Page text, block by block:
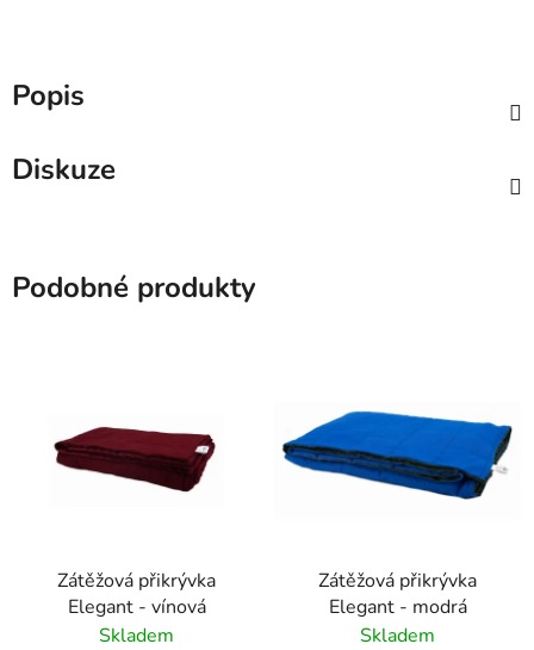
Popis
Diskuze
Podobné produkty
Zátěžová přikrývka
Elegant - vínová
Skladem
Zátěžová přikrývka
Elegant - modrá
Skladem